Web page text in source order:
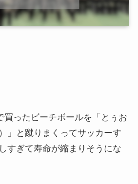
買ったビーチボールを「とぅお
」と蹴りまくってサッカーす
すぎて寿命が縮まりそうにな